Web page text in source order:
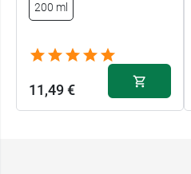
200 ml
11,49 €